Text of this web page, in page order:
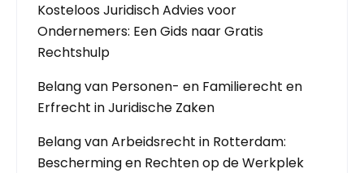
Kosteloos Juridisch Advies voor
Ondernemers: Een Gids naar Gratis
Rechtshulp
Belang van Personen- en Familierecht en
Erfrecht in Juridische Zaken
Belang van Arbeidsrecht in Rotterdam:
Bescherming en Rechten op de Werkplek